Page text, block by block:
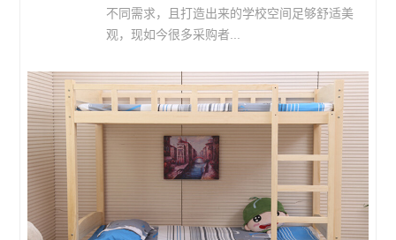
不同需求，且打造出来的学校空间足够舒适美
观，现如今很多采购者...